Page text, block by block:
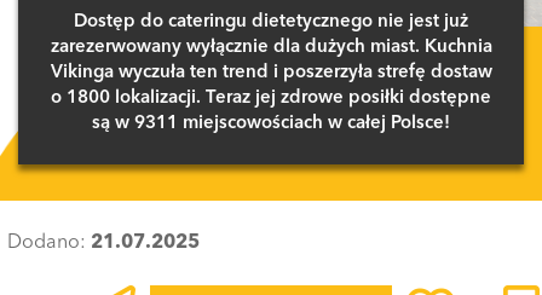
Dostęp do cateringu dietetycznego nie jest już
zarezerwowany wyłącznie dla dużych miast. Kuchnia
Vikinga wyczuła ten trend i poszerzyła strefę dostaw
o 1800 lokalizacji. Teraz jej zdrowe posiłki dostępne
są w 9311 miejscowościach w całej Polsce!
Dodano: 21.07.2025